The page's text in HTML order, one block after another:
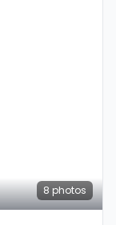
8 photos